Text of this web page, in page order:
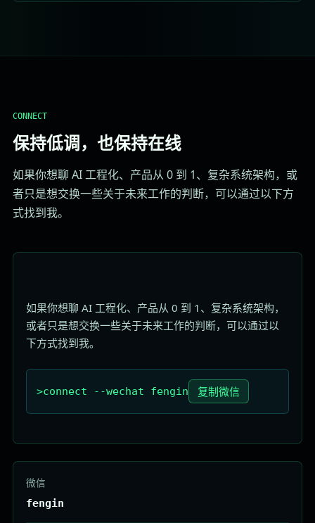
CONNECT
保持低调，也保持在线
如果你想聊 AI 工程化、产品从 0 到 1、复杂系统架构，或
者只是想交换一些关于未来工作的判断，可以通过以下方
式找到我。
如果你想聊 AI 工程化、产品从 0 到 1、复杂系统架构，
或者只是想交换一些关于未来工作的判断，可以通过以
下方式找到我。
>connect --wechat fengin 复制微信
微信
fengin